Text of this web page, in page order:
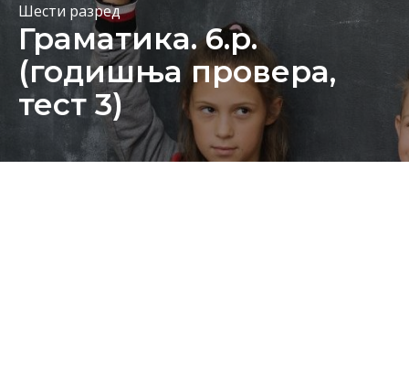
Шести разред
Граматика. 6.р.
(годишња провера,
тест 3)